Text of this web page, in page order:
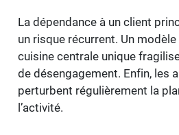
La dépendance à un client
un risque récurrent. Un
cuisine centrale unique
de désengagement. Enfin, les
perturbent régulièrement la
l’activité.